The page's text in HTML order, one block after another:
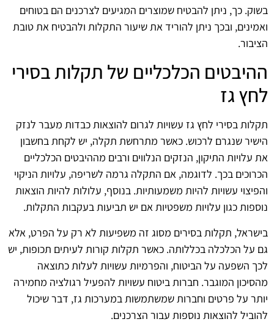
בשוק. כך, ניתן להבטיח שמוצרים המגיעים לצרכנים הם בטוחים
ואמינים, ובכך ניתן להוריד את שיעור התקלות ולהבטיח את טובת
הציבור.
ההיבטים הכלכליים של תקלות בסירי
לחץ גז
תקלות בסירי לחץ גז עשויות לגרום להוצאות כבדות מעבר לנזק
הישיר שנגרם לרכוש. כאשר מתרחשת תקלה, יש לקחת בחשבון
את עלויות התיקון, הנזקים הנלווים ורבים מההיבטים הכלכליים
הכרוכים בכך. לדוגמה, אם התקלה גרמה לשריפה, עלויות הניקוי
והפיצוי עשויות להיות משמעותיות. בנוסף, עלולות להיות הוצאות
נוספות כגון עלויות משפטיות אם יש תביעות בעקבות התקלות.
בישראל, תקלות בסירים מסוג זה משפיעות לא רק על הפרט, אלא
גם על הכלכלה בכללותה. כאשר תקלות קורות לעיתים תכופות, יש
לכך השפעה על הביטוח, והפרמיות עשויות לעלות כתוצאה
מהסיכון המוגבר. חברות ביטוח עשויות להפעיל רגולציה מחמירה
יותר על פרטים וחברות שמשתמשות במערכות גז, דבר שיכול
להוביל להוצאות נוספות עבור הצרכנים.